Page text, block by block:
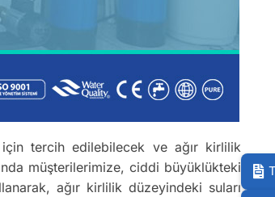
için tercih edilebilecek ve ağır kirlilik
müşterilerimize, ciddi büyüklükteki
ağır kirlilik düzeyindeki suları